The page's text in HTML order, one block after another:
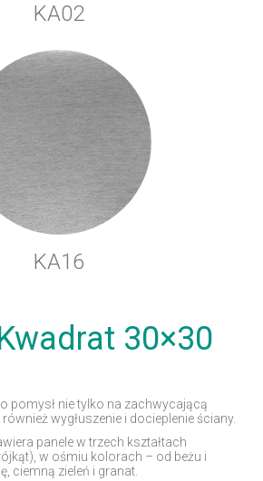
KA02
KA16
30×30
pomysł nie tylko na zachwycającą
wygłuszenie i docieplenie ściany.
panele w trzech kształtach
w ośmiu kolorach – od beżu i
ciemną zieleń i granat.